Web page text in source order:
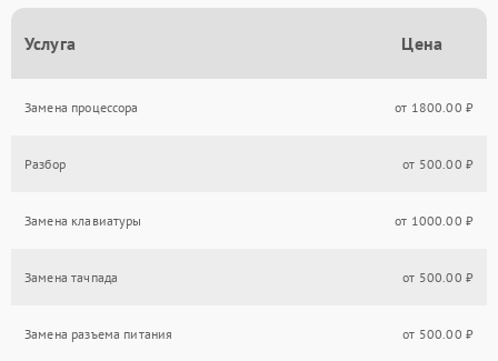
Услуга Цена
Замена процессора от 1800.00 ₽
Разбор от 500.00 ₽
Замена клавиатуры от 1000.00 ₽
Замена тачпада от 500.00 ₽
Замена разъема питания от 500.00 ₽